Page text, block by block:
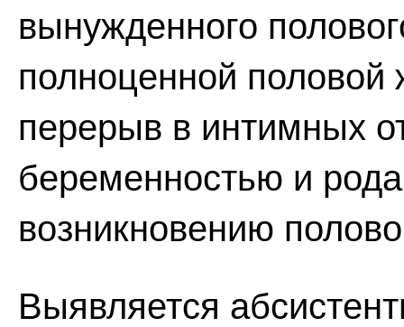
вынужденного
полноценной
перерыв в интимных
беременностью и
возникновению
Выявляется